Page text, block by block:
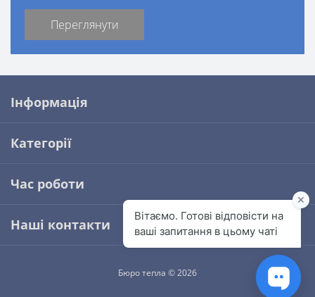
Переглянути
Інформація
Категорії
Час роботи
Наші контакти
Бюро тепла © 2026